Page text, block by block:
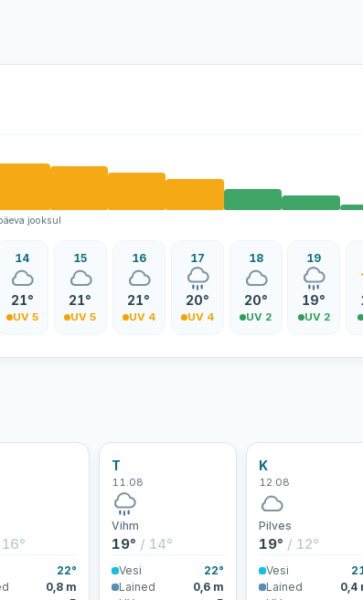
jooksul
14
21°
UV 5
15
21°
UV 5
16
21°
UV 4
17
20°
UV 4
18
20°
UV 2
19
19°
UV 2
22°
0,8 m
T
11.08
Vihm
19° / 14°
Vesi
22°
Lained
0,6 m
K
12.08
Pilves
19° / 12°
Vesi
Lained
0,4